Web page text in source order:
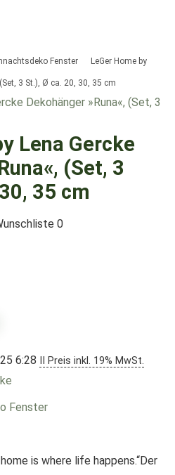
Fenster LeGer Home by
3 St.), Ø ca. 20, 30, 35 cm
Lena Gercke
(Set, 3
35 cm
0
6:28 II Preis inkl. 19% MwSt.
Fenster
is where life happens.“Der